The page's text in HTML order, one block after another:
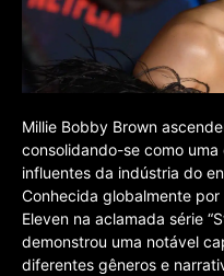
Millie Bobby Brown
consolidando-se como
influentes da indústria do
Conhecida globalmente
Eleven na aclamada série
demonstrou uma notável
diferentes gêneros e